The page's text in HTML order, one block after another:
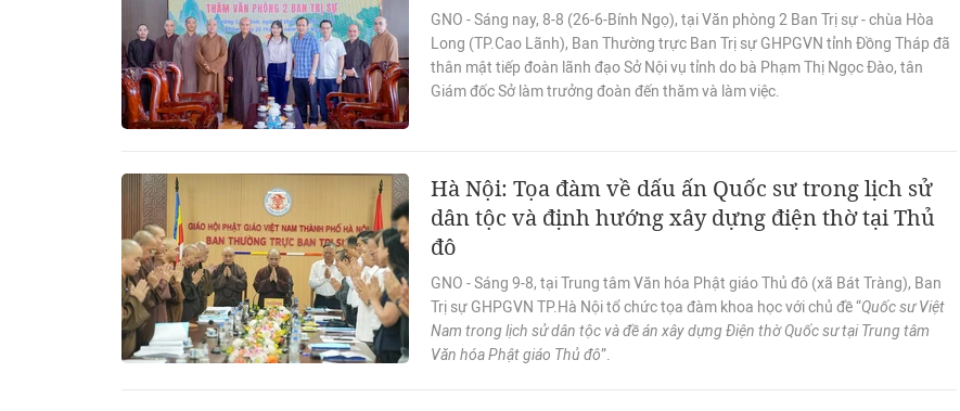
GNO - Sáng nay, 8-8 (26-6-Bính Ngọ), tại Văn phòng 2 Ban Trị sự - chùa Hòa
Long (TP.Cao Lãnh), Ban Thường trực Ban Trị sự GHPGVN tỉnh Đồng Tháp đã
thân mật tiếp đoàn lãnh đạo Sở Nội vụ tỉnh do bà Phạm Thị Ngọc Đào, tân
Giám đốc Sở làm trưởng đoàn đến thăm và làm việc.
Hà Nội: Tọa đàm về dấu ấn Quốc sư trong lịch sử
dân tộc và định hướng xây dựng điện thờ tại Thủ
đô
GNO - Sáng 9-8, tại Trung tâm Văn hóa Phật giáo Thủ đô (xã Bát Tràng), Ban
Trị sự GHPGVN TP.Hà Nội tổ chức tọa đàm khoa học với chủ đề “Quốc sư Việt
Nam trong lịch sử dân tộc và đề án xây dựng Điện thờ Quốc sư tại Trung tâm
Văn hóa Phật giáo Thủ đô”.